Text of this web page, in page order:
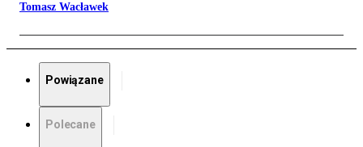
Tomasz Wacławek
Powiązane
Polecane